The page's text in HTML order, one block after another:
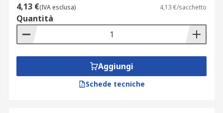
4,13 €(IVA esclusa) 4,13 €/sacchetto
Quantità
Aggiungi
Schede tecniche